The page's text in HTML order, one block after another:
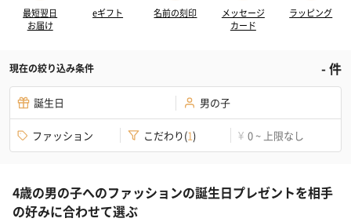
最短翌日
お届け
eギフト 名前の刻印
メッセージ
カード
ラッピング
現在の絞り込み条件 -件
誕生日 男の子
ファッション こだわり(1) ¥ 0 ~ 上限なし
4歳の男の子へのファッションの誕生日プレゼントを相手
の好みに合わせて選ぶ